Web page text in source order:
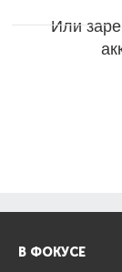
Или
В ФОКУСЕ